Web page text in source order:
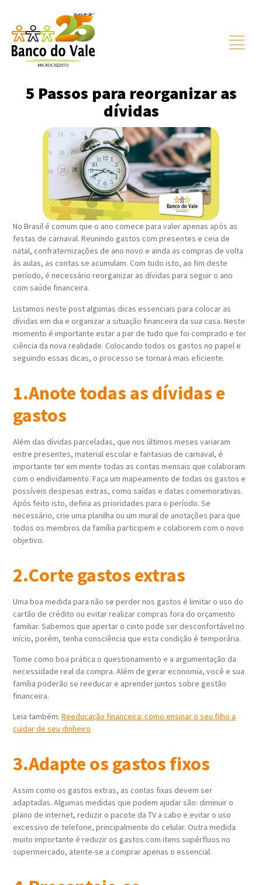
5 Passos para reorganizar as
dívidas
No Brasil é comum que o ano comece para valer apenas após as
festas de carnaval. Reunindo gastos com presentes e ceia de
natal, confraternizações de ano novo e ainda as compras de volta
às aulas, as contas se acumulam. Com tudo isto, ao fim deste
período, é necessário reorganizar as dívidas para seguir o ano
com saúde financeira.
Listamos neste post algumas dicas essenciais para colocar as
dívidas em dia e organizar a situação financeira da sua casa. Neste
momento é importante estar a par de tudo que foi comprado e ter
ciência da nova realidade. Colocando todos os gastos no papel e
seguindo essas dicas, o processo se tornará mais eficiente.
1.Anote todas as dívidas e
gastos
Além das dívidas parceladas, que nos últimos meses variaram
entre presentes, material escolar e fantasias de carnaval, é
importante ter em mente todas as contas mensais que colaboram
com o endividamento. Faça um mapeamento de todas os gastos e
possíveis despesas extras, como saídas e datas comemorativas.
Após feito isto, defina as prioridades para o período. Se
necessário, crie uma planilha ou um mural de anotações para que
todos os membros da família participem e colaborem com o novo
objetivo.
2.Corte gastos extras
Uma boa medida para não se perder nos gastos é limitar o uso do
cartão de crédito ou evitar realizar compras fora do orçamento
familiar. Sabemos que apertar o cinto pode ser desconfortável no
início, porém, tenha consciência que esta condição é temporária.
Tome como boa prática o questionamento e a argumentação da
necessidade real da compra. Além de gerar economia, você e sua
família poderão se reeducar e aprender juntos sobre gestão
financeira.
Leia também:Reeducação financeira: como ensinar o seu filho a
cuidar de seu dinheiro
3.Adapte os gastos fixos
Assim como os gastos extras, as contas fixas devem ser
adaptadas. Algumas medidas que podem ajudar são: diminuir o
plano de internet, reduzir o pacote da TV a cabo e evitar o uso
excessivo de telefone, principalmente do celular. Outra medida
muito importante é reduzir os gastos com itens supérfluos no
supermercado, atente-se a comprar apenas o essencial.